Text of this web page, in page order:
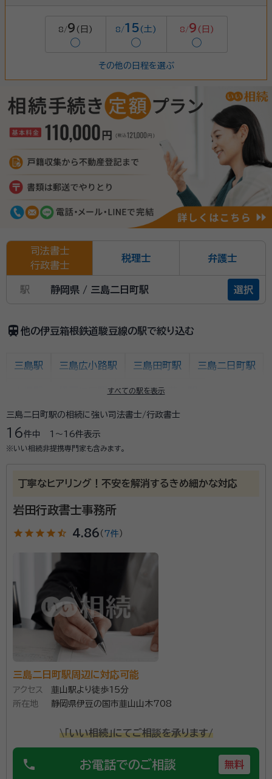
8/9 (日)
◯
8/15(土)
◯
8/9 (日)
◯
その他の日程を選ぶ
司法書士
行政書士
税理士 弁護士
駅 静岡県 / 三島二日町駅 選択
train 他の伊豆箱根鉄道駿豆線の駅で絞り込む
すべての駅を表示
三島駅 三島広小路駅 三島田町駅 三島二日町駅
原木駅
伊豆長岡駅 田京駅 大仁駅 牧之郷駅
三島二日町駅の相続に強い司法書士/行政書士
16件中 1〜16件表示
※いい相続非提携専門家も含みます。
丁寧なヒアリング！不安を解消するきめ細かな対応
岩田行政書士事務所
star star star star star_half 4.86 （ 7件 ）
三島二日町駅周辺に対応可能
アクセス
韮山駅より徒歩15分
所在地
静岡県伊豆の国市韮山山木708
\「いい相続」にてご相談を承ります/
phone お電話でのご相談 無料